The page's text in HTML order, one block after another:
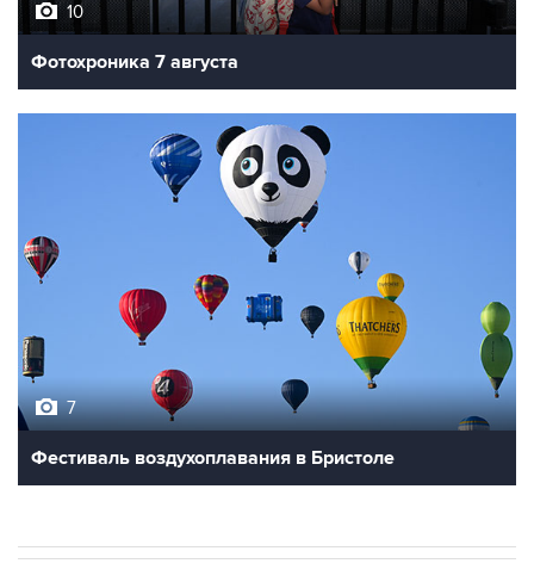
10
Фотохроника 7 августа
7
Фестиваль воздухоплавания в Бристоле